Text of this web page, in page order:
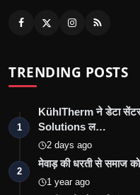
TRENDING POSTS
1
KühlTherm ने डेटा
Solutions ल…
2 days ago
2
मेवाड़ की धरती से समाज
1 year ago